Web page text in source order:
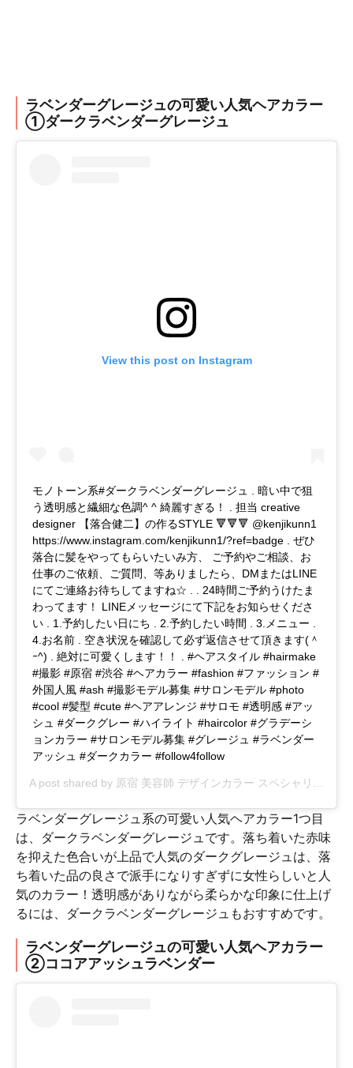
ラベンダーグレージュの可愛い人気ヘアカラー
①ダークラベンダーグレージュ
View this post on Instagram
モノトーン系#ダークラベンダーグレージュ . 暗い中で狙
う透明感と繊細な色調^ ^ 綺麗すぎる！ . 担当 creative
designer 【落合健二】の作るSTYLE 🔻🔻🔻 @kenjikunn1
https://www.instagram.com/kenjikunn1/?ref=badge . ぜひ
落合に髪をやってもらいたいみ方、 ご予約やご相談、お
仕事のご依頼、ご質問、等ありましたら、DMまたはLINE
にてご連絡お待ちしてますね☆ . . 24時間ご予約うけたま
わってます！ LINEメッセージにて下記をお知らせくださ
い . 1.予約したい日にち . 2.予約したい時間 . 3.メニュー .
4.お名前 . 空き状況を確認して必ず返信させて頂きます(＾
ｰ^) . 絶対に可愛くします！！ . #ヘアスタイル #hairmake
#撮影 #原宿 #渋谷 #ヘアカラー #fashion #ファッション #
外国人風 #ash #撮影モデル募集 #サロンモデル #photo
#cool #髪型 #cute #ヘアアレンジ #サロモ #透明感 #アッ
シュ #ダークグレー #ハイライト #haircolor #グラデーシ
ョンカラー #サロンモデル募集 #グレージュ #ラベンダー
アッシュ #ダークカラー #follow4follow
A post shared by 原宿 美容師 デザインカラー スペシャリスト 落合健二
ラベンダーグレージュ系の可愛い人気ヘアカラー1つ目
は、ダークラベンダーグレージュです。落ち着いた赤味
を抑えた色合いが上品で人気のダークグレージュは、落
ち着いた品の良さで派手になりすぎずに女性らしいと人
気のカラー！透明感がありながら柔らかな印象に仕上げ
るには、ダークラベンダーグレージュもおすすめです。
ラベンダーグレージュの可愛い人気ヘアカラー
②ココアアッシュラベンダー